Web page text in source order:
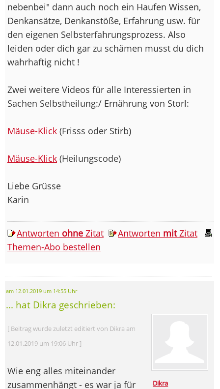
nebenbei" dann auch noch ein Haufen Wissen,
Denkansätze, Denkanstöße, Erfahrung usw. für
den eigenen Selbsterfahrungsprozess. Also
leiden oder dich gar zu schämen musst du dich
wahrhaftig nicht !
Zwei weitere Videos für alle Interessierten in
Sachen Selbstheilung:/ Ernährung von Storl:
Mäuse-Klick (Frisss oder Stirb)
Mäuse-Klick (Heilungscode)
Liebe Grüsse
Karin
Antworten ohne Zitat Antworten mitZitat
Themen-Abo bestellen
am 12.01.2019 um 14:55 Uhr
... hat Dikra geschrieben:
Dikra
[ Beitrag wurde zuletzt editiert von Dikra am
12.01.2019 um 19:06 Uhr ]
Wie eng alles miteinander
zusammenhängt - es war ja für